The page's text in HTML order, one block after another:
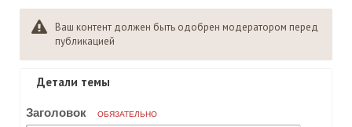
Ваш контент должен быть одобрен модератором перед
публикацией
Детали темы
Заголовок ОБЯЗАТЕЛЬНО